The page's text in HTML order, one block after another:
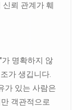
신뢰 관계가 훼
명확하지 않
가 생깁니다.
가 있는 사람은
객관적으로